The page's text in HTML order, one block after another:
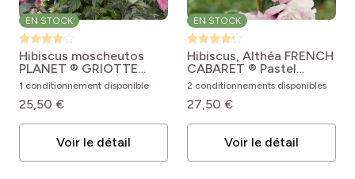
EN STOCK
Hibiscus moscheutos
PLANET ® GRIOTTE
'Tangri' Hibiscus
moscheutos PLANET®
Griotte 'TANGRI'
1 conditionnement disponible
25,50 €
Voir le détail
EN STOCK
Hibiscus, Althéa FRENCH
CABARET ® Pastel
Hibiscus syriacus French
Cabaret® Pastel
'Mindoub1'
2 conditionnements disponibles
27,50 €
Voir le détail